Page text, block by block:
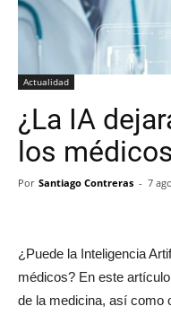
Actualidad
¿La IA
los
Por Santiago Contreras - 7
¿Puede la Inteligencia
médicos? En este
de la medicina, así como